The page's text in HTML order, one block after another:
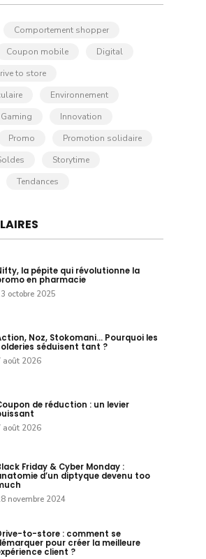
Comportement shopper
Coupon mobile
Digital
to store
Environnement
Gaming
Innovation
Promo
Promotion solidaire
Storytime
Tendances
la pépite qui révolutionne la
en pharmacie
octobre 2025
Noz, Stokomani… Pourquoi les
séduisent tant ?
août 2026
de réduction : un levier
août 2026
Friday & Cyber Monday :
d’un diptyque devenu too
novembre 2024
to-store : comment se
pour créer la meilleure
client ?